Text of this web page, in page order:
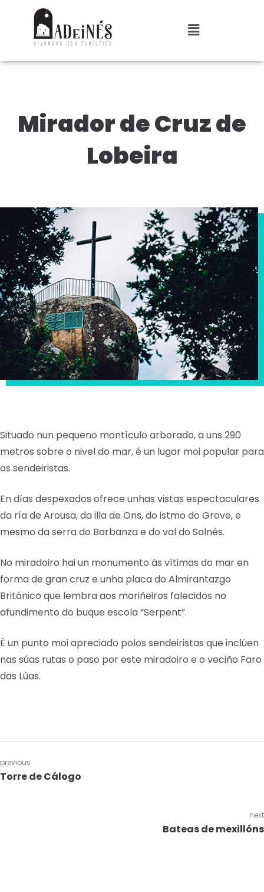
Mirador de Cruz de
Lobeira
Situado nun pequeno montículo arborado, a uns 290
metros sobre o nivel do mar, é un lugar moi popular para
os sendeiristas.
En días despexados ofrece unhas vistas espectaculares
da ría de Arousa, da illa de Ons, do istmo do Grove, e
mesmo da serra do Barbanza e do val do Salnés.
No miradoiro hai un monumento ás vítimas do mar en
forma de gran cruz e unha placa do Almirantazgo
Británico que lembra aos mariñeiros falecidos no
afundimento do buque escola “Serpent”.
É un punto moi apreciado polos sendeiristas que inclúen
nas súas rutas o paso por este miradoiro e o veciño Faro
das Lúas.
previous
Torre de Cálogo
next
Bateas de mexillóns